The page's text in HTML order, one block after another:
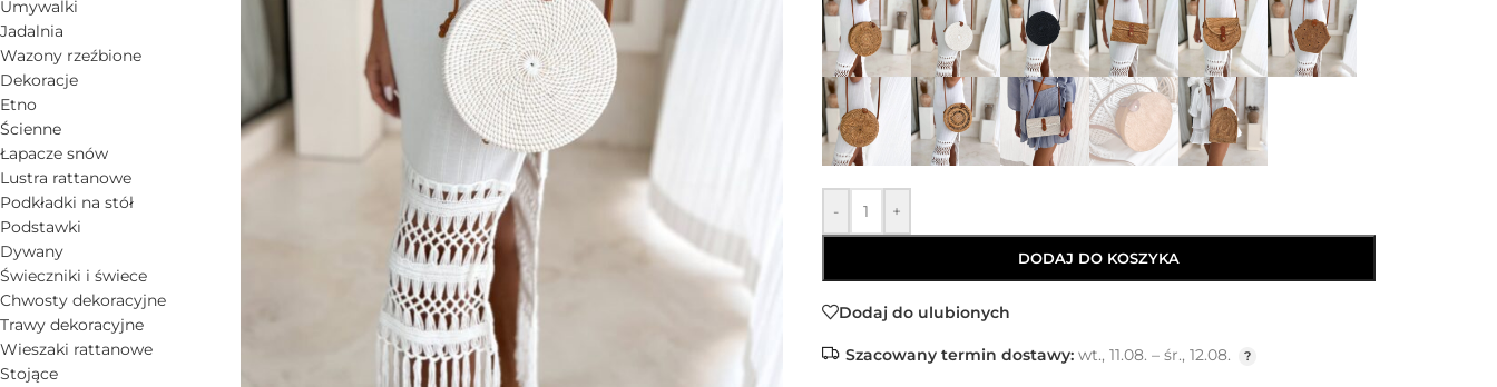
Umywalki
Jadalnia
Wazony rzeźbione
Dekoracje
Etno
Ścienne
Łapacze snów
Lustra rattanowe
Podkładki na stół
Podstawki
Dywany
Świeczniki i świece
Chwosty dekoracyjne
Trawy dekoracyjne
Wieszaki rattanowe
Stojące
- +
DODAJ DO KOSZYKA
Dodaj do ulubionych
Szacowany termin dostawy:wt., 11.08. – śr., 12.08.